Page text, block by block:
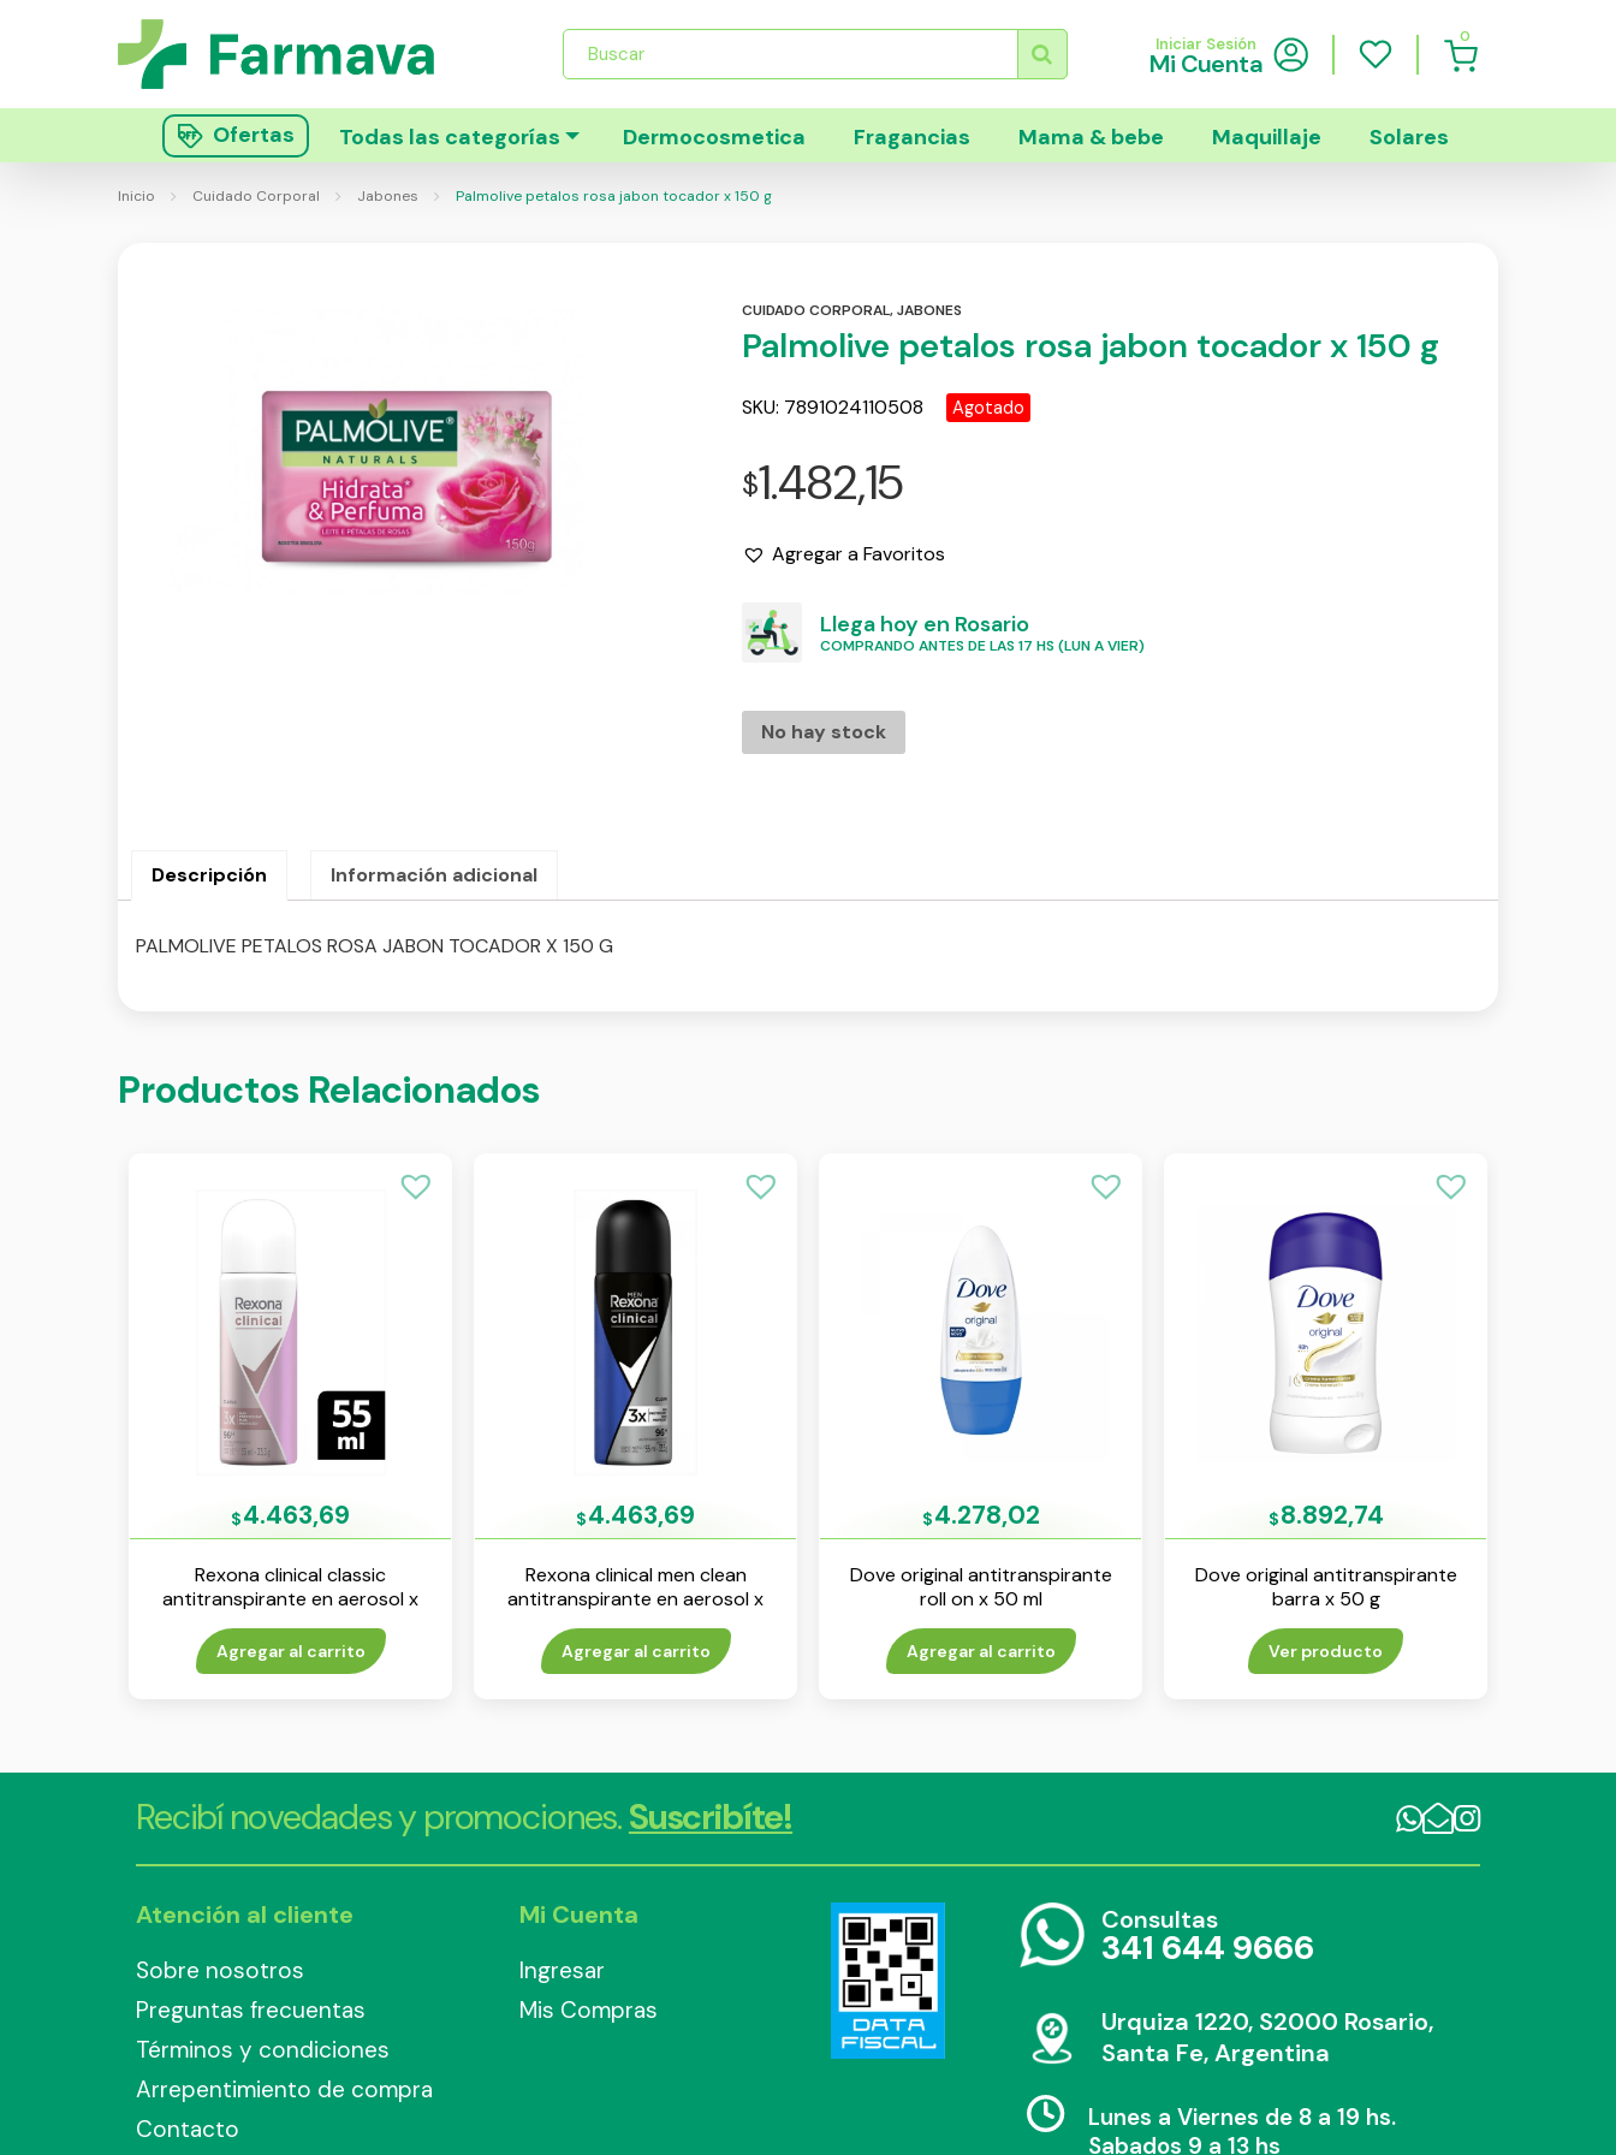
Búsqueda
productos
Iniciar Sesión
Mi Cuenta
0
Ofertas Todas las categorías Dermocosmetica Fragancias Mama & bebe Maquillaje Solares
Inicio Cuidado Corporal Jabones Palmolive petalos rosa jabon tocador x 150 g
CUIDADO CORPORAL,JABONES
Palmolive petalos rosa jabon tocador x 150 g
SKU: 7891024110508 Agotado
$1.482,15
Agregar a Favoritos
Llega hoy en Rosario
COMPRANDO ANTES DE LAS 17 HS (LUN A VIER)
No hay stock
Descripción Información adicional
PALMOLIVE PETALOS ROSA JABON TOCADOR X 150 G
Productos Relacionados
$4.463,69
Rexona clinical classic
antitranspirante en aerosol x
55 ml
Agregar al carrito
$4.463,69
Rexona clinical men clean
antitranspirante en aerosol x
55 ml
Agregar al carrito
$4.278,02
Dove original antitranspirante
roll on x 50 ml
Agregar al carrito
$8.892,74
Dove original antitranspirante
barra x 50 g
Ver producto
Recibí novedades y promociones.Suscribíte!
Atención al cliente
Sobre nosotros
Preguntas frecuentas
Términos y condiciones
Arrepentimiento de compra
Contacto
Mi Cuenta
Ingresar
Mis Compras
Consultas
341 644 9666
Urquiza 1220, S2000 Rosario,
Santa Fe, Argentina
Lunes a Viernes de 8 a 19 hs.
Sabados 9 a 13 hs